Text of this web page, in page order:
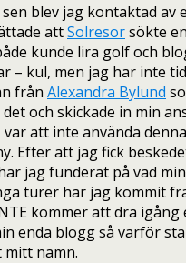
blev jag kontaktad av
attSolresorsökte en
kunde lira golf och
– kul, men jag har inte
från Alexandra Bylund
och skickade in min
att inte använda
Efter att jag fick
jag funderat på vad
turer har jag kommit
kommer att dra igång
enda blogg så varför
namn.